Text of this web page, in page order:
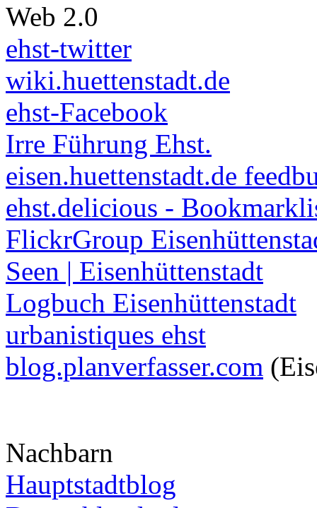
Web 2.0
ehst-twitter
wiki.huettenstadt.de
ehst-Facebook
Irre Führung Ehst.
eisen.huettenstadt.de
ehst.delicious -
FlickrGroup
Seen | Eisenhüttenstadt
Logbuch Eisenhüttenstadt
urbanistiques ehst
blog.planverfasser.com
Nachbarn
Hauptstadtblog